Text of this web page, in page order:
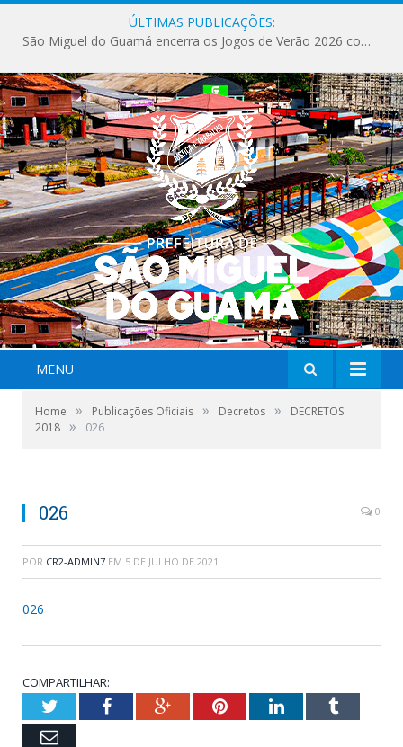
ÚLTIMAS PUBLICAÇÕES:
São Miguel do Guamá encerra os Jogos de Verão 2026 com sucesso de público e competições.
MENU
Home » Publicações Oficiais » Decretos »
DECRETOS
2018 » 026
026 0
POR CR2-ADMIN7 EM 5 DE JULHO DE 2021
026
COMPARTILHAR:
TwitterFacebookGoogle+PinterestLinkedInTumblr
Email